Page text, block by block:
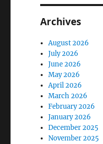
Archives
August 2026
July 2026
June 2026
May 2026
April 2026
March 2026
February 2026
January 2026
December 2025
November 2025